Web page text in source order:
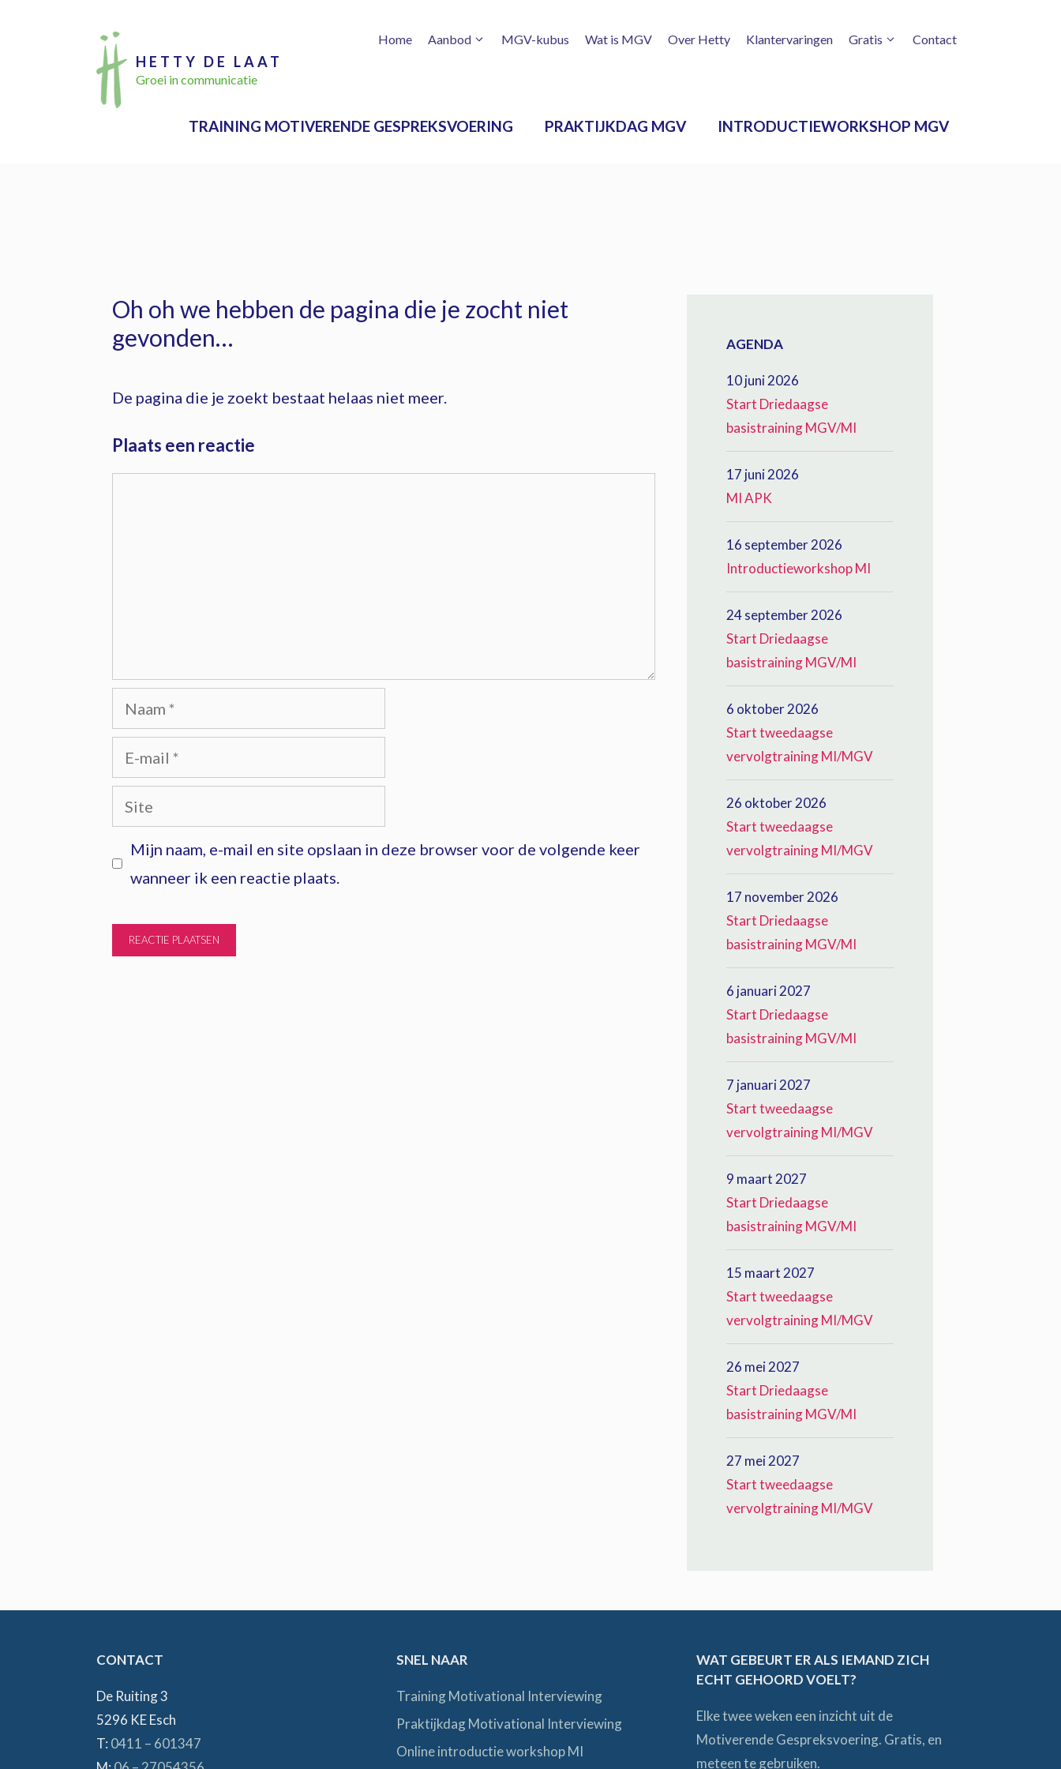
Home Aanbod MGV-kubus Wat is MGV Over Hetty Klantervaringen Gratis Contact
HETTY DE LAAT
Groei in communicatie
TRAINING MOTIVERENDE GESPREKSVOERING PRAKTIJKDAG MGV INTRODUCTIEWORKSHOP MGV
Oh oh we hebben de pagina die je zocht niet
gevonden…
De pagina die je zoekt bestaat helaas niet meer.
Plaats een reactie
Naam
mail
Site
Mijn naam, e-mail en site opslaan in deze browser voor de volgende keer
wanneer ik een reactie plaats.
AGENDA
10 juni 2026
Start Driedaagse
basistraining MGV/MI
17 juni 2026
MI APK
16 september 2026
Introductieworkshop MI
24 september 2026
Start Driedaagse
basistraining MGV/MI
6 oktober 2026
Start tweedaagse
vervolgtraining MI/MGV
26 oktober 2026
Start tweedaagse
vervolgtraining MI/MGV
17 november 2026
Start Driedaagse
basistraining MGV/MI
6 januari 2027
Start Driedaagse
basistraining MGV/MI
7 januari 2027
Start tweedaagse
vervolgtraining MI/MGV
9 maart 2027
Start Driedaagse
basistraining MGV/MI
15 maart 2027
Start tweedaagse
vervolgtraining MI/MGV
26 mei 2027
Start Driedaagse
basistraining MGV/MI
27 mei 2027
Start tweedaagse
vervolgtraining MI/MGV
CONTACT
De Ruiting 3
5296 KE Esch
T: 0411 – 601347
SNEL NAAR
Training Motivational Interviewing
Praktijkdag Motivational Interviewing
Online introductie workshop MI
WAT GEBEURT ER ALS IEMAND ZICH
ECHT GEHOORD VOELT?
Elke twee weken een inzicht uit de
Motiverende Gespreksvoering. Gratis, en
meteen te gebruiken.